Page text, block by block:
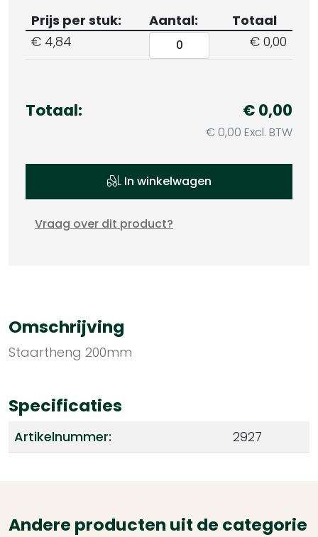
Prijs per stuk: Aantal:
Totaal
€ 4,84 € 0,00
Totaal: € 0,00
€ 0,00 Excl. BTW
In winkelwagen
Vraag over dit product?
Omschrijving
Staartheng 200mm
Specificaties
Artikelnummer: 2927
Andere producten uit de categorie